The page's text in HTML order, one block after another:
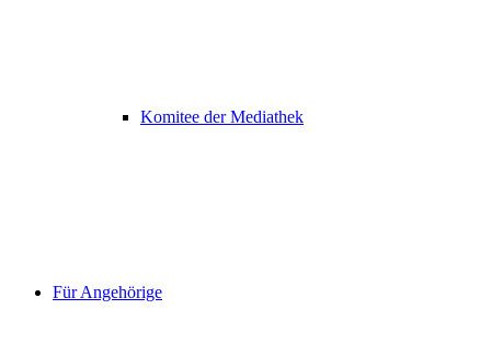
Komitee der Mediathek
Für Angehörige